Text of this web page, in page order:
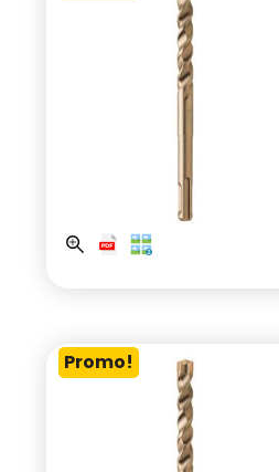
Promo!